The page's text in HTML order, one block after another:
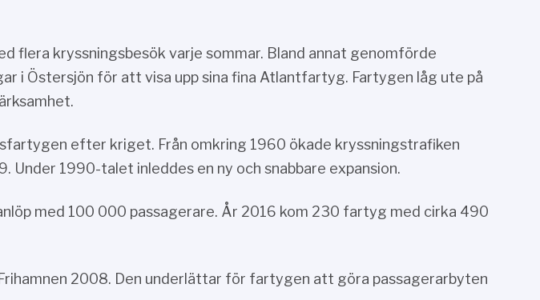
flera kryssningsbesök varje sommar. Bland annat genomförde
i Östersjön för att visa upp sina fina Atlantfartyg. Fartygen låg ute på
efter kriget. Från omkring 1960 ökade kryssningstrafiken
1990-talet inleddes en ny och snabbare expansion.
med 100 000 passagerare. År 2016 kom 230 fartyg med cirka 490
2008. Den underlättar för fartygen att göra passagerarbyten